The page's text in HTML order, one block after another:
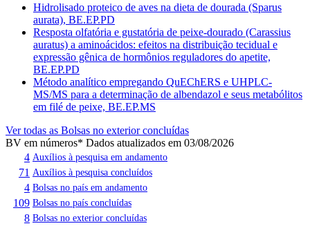
Hidrolisado proteico de aves na dieta de dourada (Sparus
aurata), BE.EP.PD
Resposta olfatória e gustatória de peixe-dourado (Carassius
auratus) a aminoácidos: efeitos na distribuição tecidual e
expressão gênica de hormônios reguladores do apetite,
BE.EP.PD
Método analítico empregando QuEChERS e UHPLC-
MS/MS para a determinação de albendazol e seus metabólitos
em filé de peixe, BE.EP.MS
Ver todas as Bolsas no exterior concluídas
BV em números* Dados atualizados em 03/08/2026
4 Auxílios à pesquisa em andamento
71 Auxílios à pesquisa concluídos
4 Bolsas no país em andamento
109 Bolsas no país concluídas
8 Bolsas no exterior concluídas